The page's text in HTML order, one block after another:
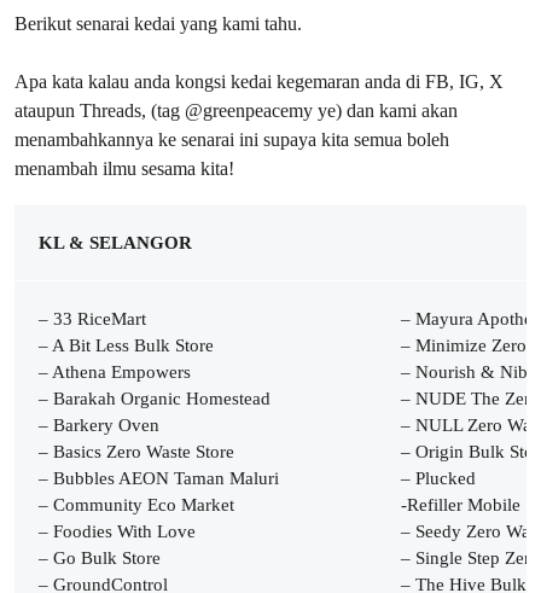
Berikut senarai kedai yang kami tahu.
Apa kata kalau anda kongsi kedai kegemaran anda di FB, IG, X
ataupun Threads, (tag @greenpeacemy ye) dan kami akan
menambahkannya ke senarai ini supaya kita semua boleh
menambah ilmu sesama kita!
KL & SELANGOR
– 33 RiceMart
– A Bit Less Bulk Store
– Athena Empowers
– Barakah Organic Homestead
– Barkery Oven
– Basics Zero Waste Store
– Bubbles AEON Taman Maluri
– Community Eco Market
– Foodies With Love
– Go Bulk Store
– GroundControl
– Mayura
– Minimize Zero
– Nourish &
– NUDE The Zero
– NULL Zero
– Origin Bulk
– Plucked
-Refiller Mobile
– Seedy Zero
– Single Step
– The Hive Bulk